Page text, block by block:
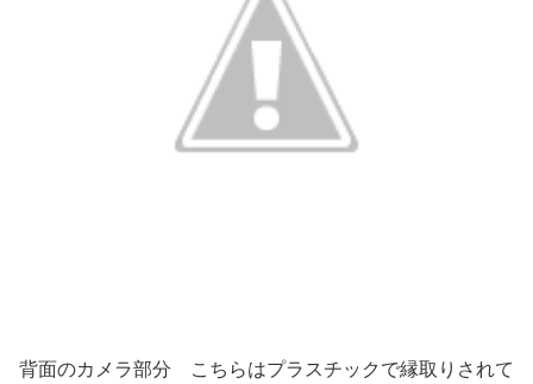
背面のカメラ部分 こちらはプラスチックで縁取りされて